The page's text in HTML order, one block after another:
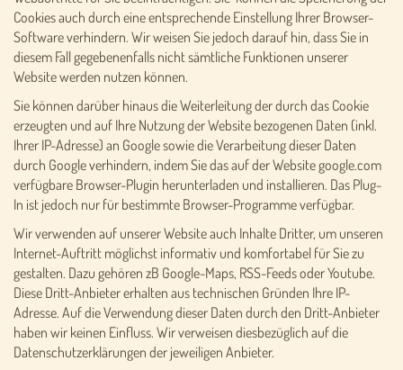
Cookies auch durch eine entsprechende Einstellung Ihrer Browser-
Software verhindern. Wir weisen Sie jedoch darauf hin, dass Sie in
diesem Fall gegebenenfalls nicht sämtliche Funktionen unserer
Website werden nutzen können.
Sie können darüber hinaus die Weiterleitung der durch das Cookie
erzeugten und auf Ihre Nutzung der Website bezogenen Daten (inkl.
Ihrer IP-Adresse) an Google sowie die Verarbeitung dieser Daten
durch Google verhindern, indem Sie das auf der Website google.com
verfügbare Browser-Plugin herunterladen und installieren. Das Plug-
In ist jedoch nur für bestimmte Browser-Programme verfügbar.
Wir verwenden auf unserer Website auch Inhalte Dritter, um unseren
Internet-Auftritt möglichst informativ und komfortabel für Sie zu
gestalten. Dazu gehören zB Google-Maps, RSS-Feeds oder Youtube.
Diese Dritt-Anbieter erhalten aus technischen Gründen Ihre IP-
Adresse. Auf die Verwendung dieser Daten durch den Dritt-Anbieter
haben wir keinen Einfluss. Wir verweisen diesbezüglich auf die
Datenschutzerklärungen der jeweiligen Anbieter.